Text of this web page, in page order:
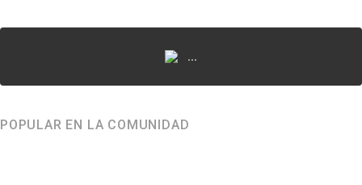
...
POPULAR EN LA COMUNIDAD